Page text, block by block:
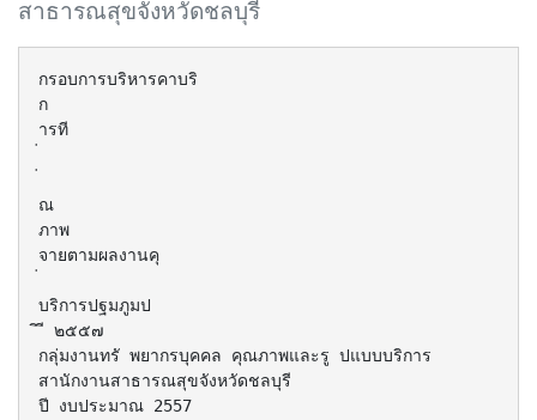
สาธารณสุขจังหวัดชลบุรี
กรอบการบริหารคาบริ
ก
ารที
ณ
ภาพ
จายตามผลงานคุ
บริการปฐมภูมป
ิ ี ๒๕๕๗
กลุ่มงานทรั พยากรบุคคล คุณภาพและรู ปแบบบริการ
สานักงานสาธารณสุขจังหวัดชลบุรี
ปี งบประมาณ 2557